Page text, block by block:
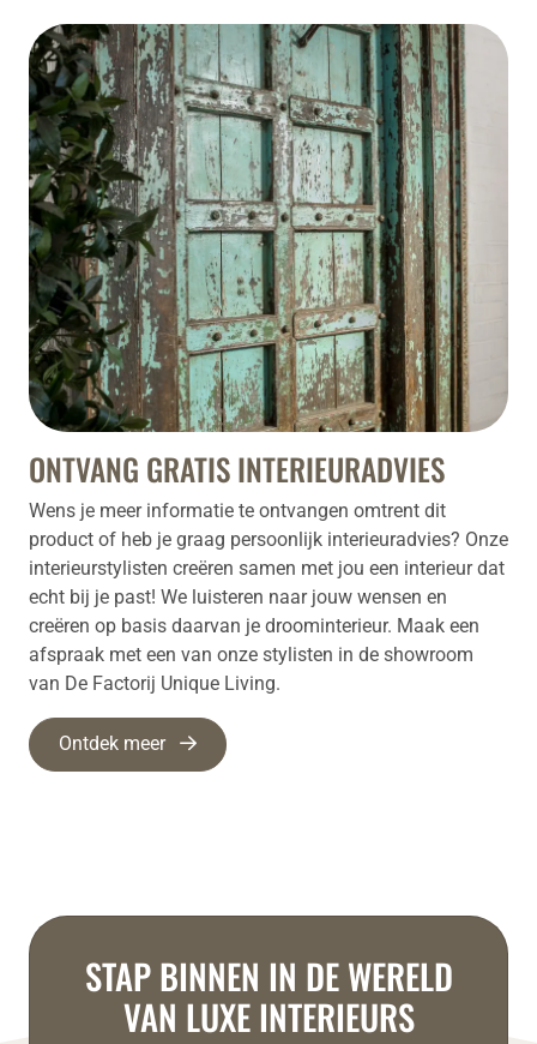
ONTVANG GRATIS INTERIEURADVIES
Wens je meer informatie te ontvangen omtrent dit
product of heb je graag persoonlijk interieuradvies? Onze
interieurstylisten creëren samen met jou een interieur dat
echt bij je past! We luisteren naar jouw wensen en
creëren op basis daarvan je droominterieur. Maak een
afspraak met een van onze stylisten in de showroom
van De Factorij Unique Living.
Ontdek meer
STAP BINNEN IN DE WERELD
VAN LUXE INTERIEURS